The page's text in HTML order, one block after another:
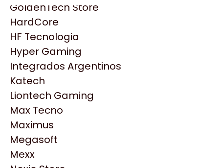
HP
HyperX
INNO3D
Intel
Kingston
Lenovo
Logitech
MSI
NVIDIA GeForce
NZXT
PNY
GoldenTech Store
HardCore
HF Tecnologia
Hyper Gaming
Integrados Argentinos
Katech
Liontech Gaming
Max Tecno
Maximus
Megasoft
Mexx
Productos